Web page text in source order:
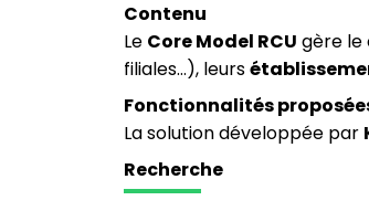
Contenu
Le Core Model RCU gère le
filiales…), leurs
Fonctionnalités
La solution développée par
Recherche